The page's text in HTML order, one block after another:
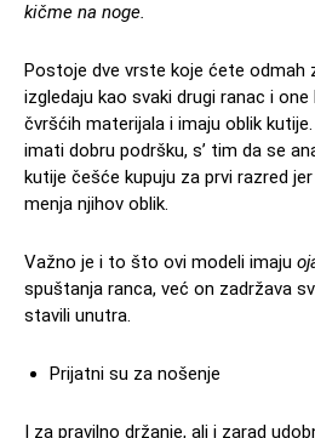
kičme na noge.
Postoje dve vrste koje ćete odmah
izgledaju kao svaki drugi ranac i
čvršćih materijala i imaju oblik
imati dobru podršku, s’ tim da se
kutije češće kupuju za prvi razred
menja njihov oblik.
Važno je i to što ovi modeli imaju
spuštanja ranca, već on zadržava
stavili unutra.
Prijatni su za nošenje
I za pravilno držanje, ali i zarad